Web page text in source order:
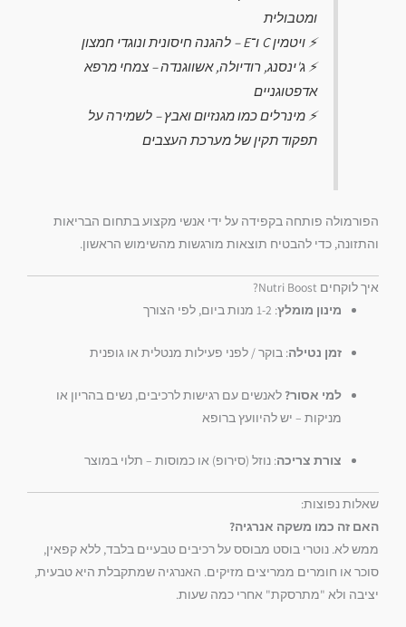
ומטבולית
⚡ ויטמין C ו־E – להגנה חיסונית ונוגדי חמצון
⚡ ג'ינסנג, רודיולה, אשווגנדה – צמחי מרפא
אדפטוגניים
⚡ מינרלים כמו מגנזיום ואבץ – לשמירה על
תפקוד תקין של מערכת העצבים
הפורמולה פותחה בקפידה על ידי אנשי מקצוע בתחום הבריאות
והתזונה, כדי להבטיח תוצאות מורגשות מהשימוש הראשון.
איך לוקחים Nutri Boost?
מינון מומלץ: 1-2 מנות ביום, לפי הצורך
זמן נטילה: בוקר / לפני פעילות מנטלית או גופנית
למי אסור? לאנשים עם רגישות לרכיבים, נשים בהריון או
מניקות – יש להיוועץ ברופא
צורת צריכה: נוזל (סירופ) או כמוסות – תלוי במוצר
שאלות נפוצות:
האם זה כמו משקה אנרגיה?
ממש לא. נוטרי בוסט מבוסס על רכיבים טבעיים בלבד, ללא קפאין,
סוכר או חומרים ממריצים מזיקים. האנרגיה שמתקבלת היא טבעית,
יציבה ולא "מתרסקת" אחרי כמה שעות.